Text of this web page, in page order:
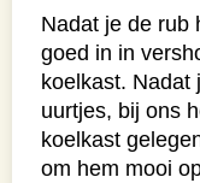
Nadat je de rub
goed in in
koelkast. Nadat
uurtjes, bij ons
koelkast
om hem mooi